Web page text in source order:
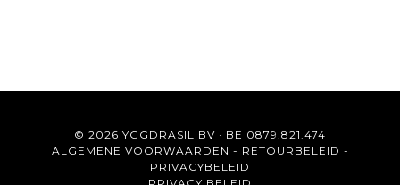
© 2026 YGGDRASIL BV · BE 0879.821.474
ALGEMENE VOORWAARDEN - RETOURBELEID -
PRIVACYBELEID